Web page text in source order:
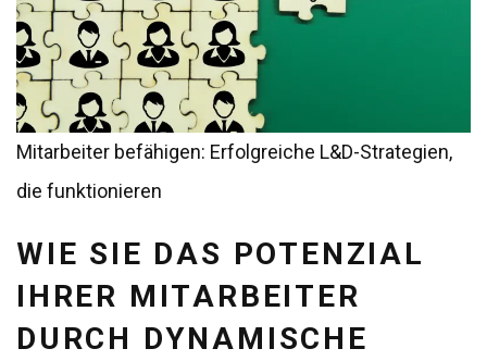
Mitarbeiter befähigen: Erfolgreiche L&D-Strategien,
die funktionieren
WIE SIE DAS POTENZIAL
IHRER MITARBEITER
DURCH DYNAMISCHE